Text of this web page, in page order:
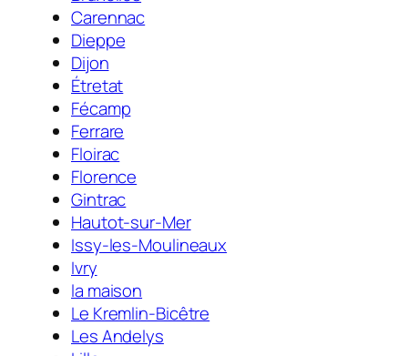
Carennac
Dieppe
Dijon
Étretat
Fécamp
Ferrare
Floirac
Florence
Gintrac
Hautot-sur-Mer
Issy-les-Moulineaux
Ivry
la maison
Le Kremlin-Bicêtre
Les Andelys